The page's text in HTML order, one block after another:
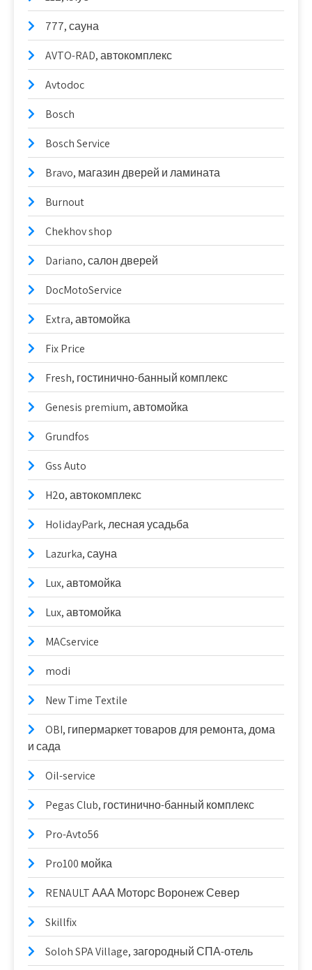
777, сауна
AVTO-RAD, автокомплекс
Avtodoc
Bosch
Bosch Service
Bravo, магазин дверей и ламината
Burnout
Chekhov shop
Dariano, салон дверей
DocMotoService
Extra, автомойка
Fix Price
Fresh, гостинично-банный комплекс
Genesis premium, автомойка
Grundfos
Gss Auto
H2о, автокомплекс
HolidayPark, лесная усадьба
Lazurka, сауна
Lux, автомойка
Lux, автомойка
MACservice
modi
New Time Textile
OBI, гипермаркет товаров для ремонта, дома
и сада
Oil-service
Pegas Club, гостинично-банный комплекс
Pro-Avto56
Pro100 мойка
RENAULT ААА Моторс Воронеж Север
Skillfix
Soloh SPA Village, загородный СПА-отель